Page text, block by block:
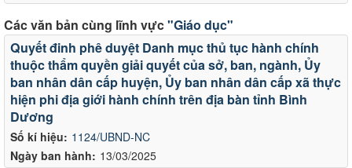
Các văn bản cùng lĩnh vực"Giáo dục"
Số kí hiệu: 1124/UBND-NC
Ngày ban hành: 13/03/2025
Quyết đinh phê duyệt Danh mục thủ tục hành chính
thuộc thẩm quyền giải quyết của sở, ban, ngành, Ủy
ban nhân dân cấp huyện, Ủy ban nhân dân cấp xã thực
hiện phi địa giới hành chính trên địa bàn tỉnh Bình
Dương